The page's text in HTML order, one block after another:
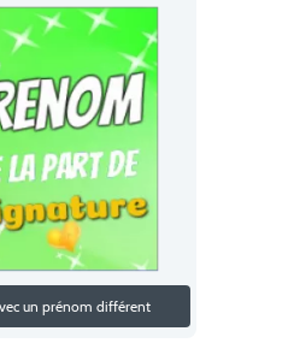
un prénom différent